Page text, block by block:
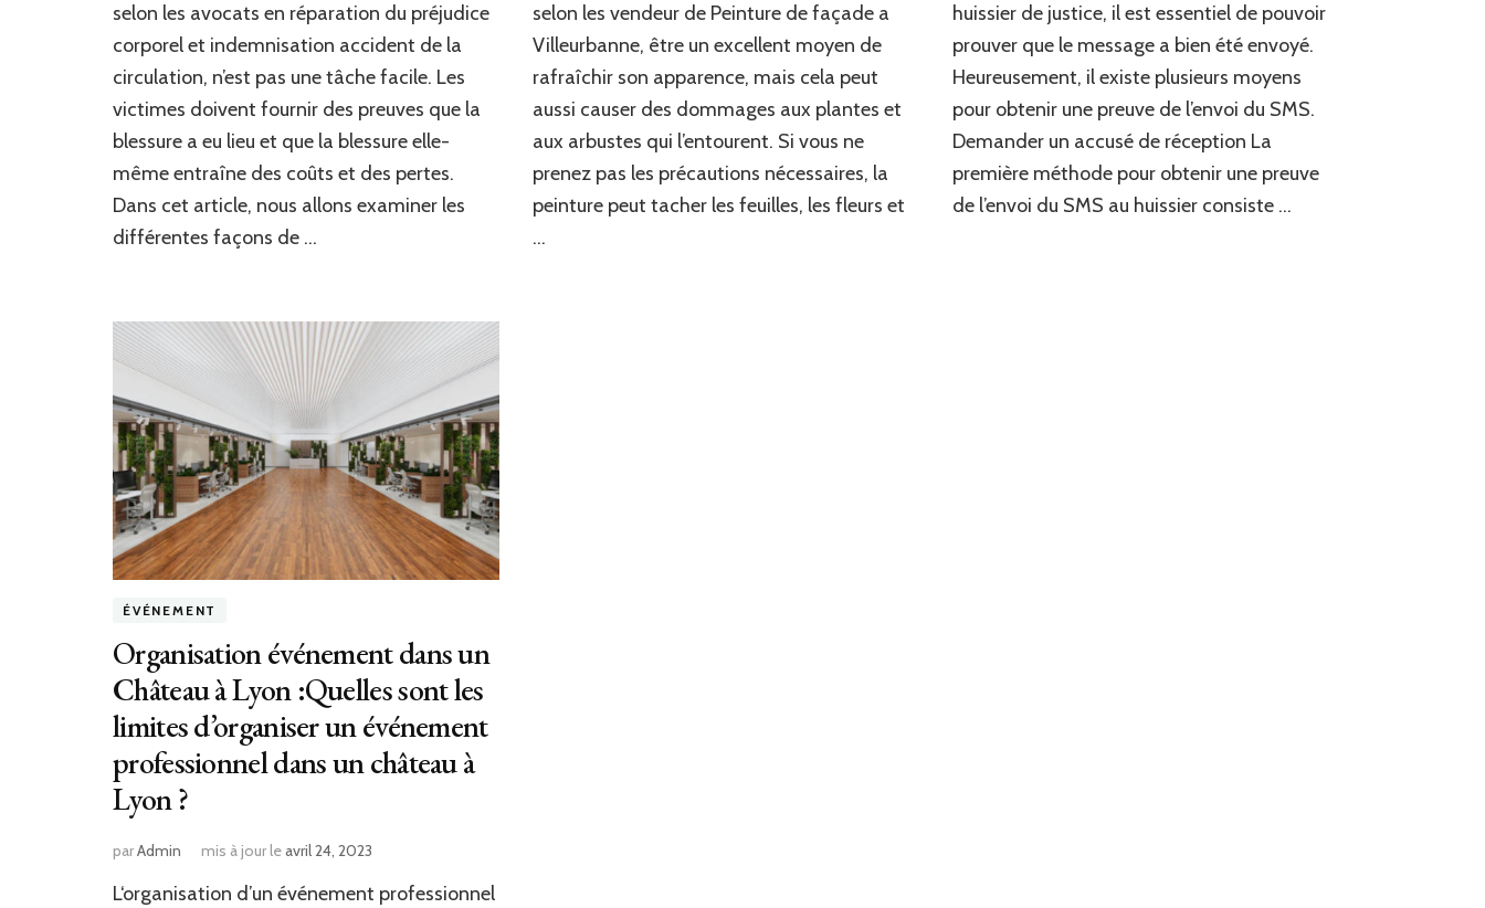
selon les avocats en réparation du préjudice
corporel et indemnisation accident de la
circulation, n’est pas une tâche facile. Les
victimes doivent fournir des preuves que la
blessure a eu lieu et que la blessure elle-
même entraîne des coûts et des pertes.
Dans cet article, nous allons examiner les
différentes façons de …
selon les vendeur de Peinture de façade a
Villeurbanne, être un excellent moyen de
rafraîchir son apparence, mais cela peut
aussi causer des dommages aux plantes et
aux arbustes qui l’entourent. Si vous ne
prenez pas les précautions nécessaires, la
peinture peut tacher les feuilles, les fleurs et
…
huissier de justice, il est essentiel de pouvoir
prouver que le message a bien été envoyé.
Heureusement, il existe plusieurs moyens
pour obtenir une preuve de l’envoi du SMS.
Demander un accusé de réception La
première méthode pour obtenir une preuve
de l’envoi du SMS au huissier consiste …
ÉVÉNEMENT
Organisation événement dans un
Château à Lyon :Quelles sont les
limites d’organiser un événement
professionnel dans un château à
Lyon ?
parAdmin mis à jour leavril 24, 2023
L‘organisation d’un événement professionnel